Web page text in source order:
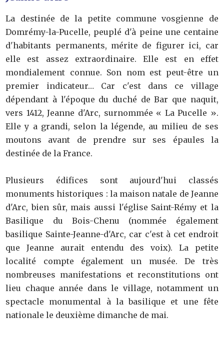
La destinée de la petite commune vosgienne de
Domrémy-la-Pucelle, peuplé d'à peine une centaine
d'habitants permanents, mérite de figurer ici, car
elle est assez extraordinaire. Elle est en effet
mondialement connue. Son nom est peut-être un
premier indicateur… Car c'est dans ce village
dépendant à l'époque du duché de Bar que naquit,
vers 1412, Jeanne d'Arc, surnommée « La Pucelle ».
Elle y a grandi, selon la légende, au milieu de ses
moutons avant de prendre sur ses épaules la
destinée de la France.
Plusieurs édifices sont aujourd'hui classés
monuments historiques : la maison natale de Jeanne
d'Arc, bien sûr, mais aussi l'église Saint-Rémy et la
Basilique du Bois-Chenu (nommée également
basilique Sainte-Jeanne-d'Arc, car c'est à cet endroit
que Jeanne aurait entendu des voix). La petite
localité compte également un musée. De très
nombreuses manifestations et reconstitutions ont
lieu chaque année dans le village, notamment un
spectacle monumental à la basilique et une fête
nationale le deuxième dimanche de mai.